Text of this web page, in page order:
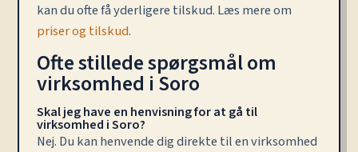
kan du ofte få yderligere tilskud. Læs mere om
priser og tilskud.
Ofte stillede spørgsmål om
virksomhed i Soro
Skal jeg have en henvisning for at gå til
virksomhed i Soro?
Nej. Du kan henvende dig direkte til en virksomhed